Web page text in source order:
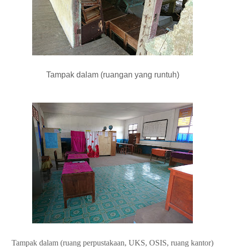
Tampak dalam (ruangan yang runtuh)
Tampak dalam (ruang perpustakaan, UKS, OSIS, ruang kantor)